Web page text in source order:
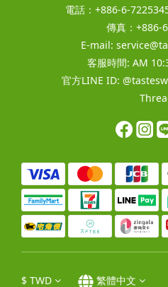
電話：+886-6-
傳真：+886-
E-mail:
客服時間: AM
官方LINE ID:
$ TWD 繁體中文